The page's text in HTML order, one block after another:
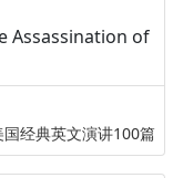
Assassination of
国经典英文演讲100篇